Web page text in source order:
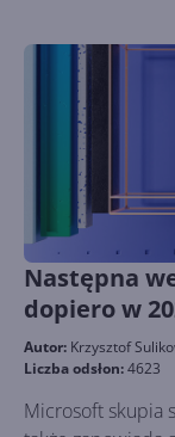
Następna
dopiero w
Autor: Krzysztof
Liczba odsłon:4623
Microsoft skupia